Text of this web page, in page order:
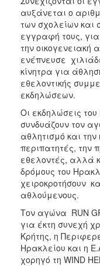
2018
2017
2016
2015
2013
2011
2010
2006
ΤΟΠΟΣ
ΠΟΛΙΤΙΣΜΟΣ
αυξάνεται ο
των σχολείων και
εγγραφή τους,
την οικογενειακή
ενέπνευσε
κίνητρα για
εθελοντικής
εκδηλώσεων.
Οι εκδηλώσεις
συνδυάζουν τον
αθλητισμό και
περιπατητές, την
εθελοντές, αλλά
δρόμους του
χειροκροτήσουν
αθλούμενους.
Τον αγώνα RUN
για έκτη συνεχή
Κρήτης, η
Ηρακλείου και η
χορηγό τη WIND